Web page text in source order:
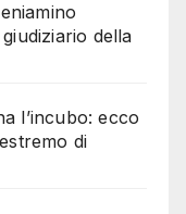
della
l’incubo: ecco
di